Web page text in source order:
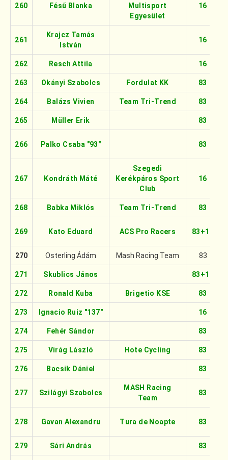
260 Fésű Blanka
Multisport
Egyesület
16
261
Krajcz Tamás
István
16
262 Resch Attila 16
263 Okányi Szabolcs Fordulat KK 83
264 Balázs Vivien Team Tri-Trend 83
265 Müller Erik 83
266 Palko Csaba "93" 83
267 Kondráth Máté
Szegedi
Kerékpáros Sport
Club
16
268 Babka Miklós Team Tri-Trend 83
269 Kato Eduard ACS Pro Racers 83+16
270 Osterling Ádám Mash Racing Team 83
271 Skublics János 83+16
272 Ronald Kuba Brigetio KSE 83
273 Ignacio Ruiz "137" 16
274 Fehér Sándor 83
275 Virág László Hote Cycling 83
276 Bacsik Dániel 83
277 Szilágyi Szabolcs
MASH Racing
Team
83
278 Gavan Alexandru Tura de Noapte 83
279 Sári András 83